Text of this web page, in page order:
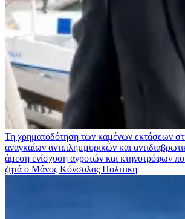
Τη χρηματοδότηση των καμένων εκτάσεων
αναγκαίων αντιπλημμυρικών και
άμεση ενίσχυση αγροτών και κτηνοτρόφων
ζητά ο Μάνος Κόνσολας Πολιτικη